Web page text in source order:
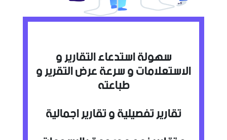
سهولة استدعاء التقارير و
الاستعلامات و سرعة عرض التقرير و
طباعته
تقارير تفصيلية و تقارير اجمالية